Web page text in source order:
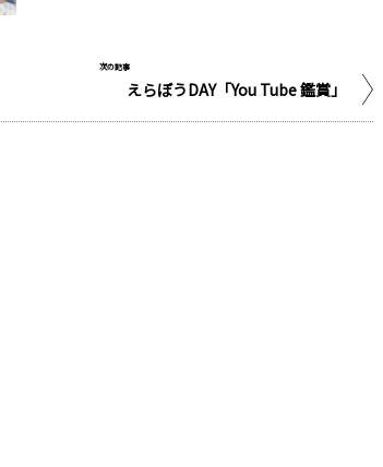
次の記事
えらぼうDAY「You Tube 鑑賞」